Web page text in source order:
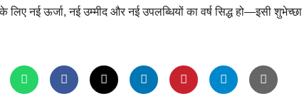
नई ऊर्जा, नई उम्मीद और नई उपलब्धियों का वर्ष सिद्ध हो—इसी